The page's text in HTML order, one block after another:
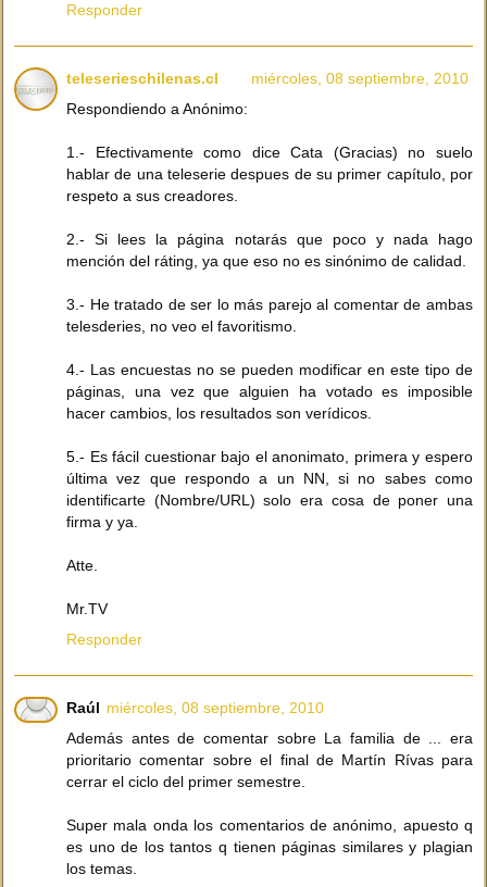
Responder
teleserieschilenas.cl
miércoles, 08 septiembre, 2010
Respondiendo a Anónimo:
1.- Efectivamente como dice Cata (Gracias) no suelo
hablar de una teleserie despues de su primer capítulo, por
respeto a sus creadores.
2.- Si lees la página notarás que poco y nada hago
mención del ráting, ya que eso no es sinónimo de calidad.
3.- He tratado de ser lo más parejo al comentar de ambas
telesderies, no veo el favoritismo.
4.- Las encuestas no se pueden modificar en este tipo de
páginas, una vez que alguien ha votado es imposible
hacer cambios, los resultados son verídicos.
5.- Es fácil cuestionar bajo el anonimato, primera y espero
última vez que respondo a un NN, si no sabes como
identificarte (Nombre/URL) solo era cosa de poner una
firma y ya.
Atte.
Mr.TV
Responder
Raúl miércoles, 08 septiembre, 2010
Además antes de comentar sobre La familia de ... era
prioritario comentar sobre el final de Martín Rívas para
cerrar el ciclo del primer semestre.
Super mala onda los comentarios de anónimo, apuesto q
es uno de los tantos q tienen páginas similares y plagian
los temas.